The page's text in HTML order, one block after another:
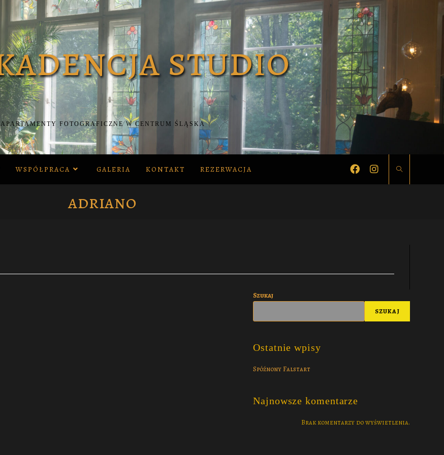
APARTAMENTY FOTOGRAFICZNE W CENTRUM ŚLĄSKA
WSPÓŁPRACA GALERIA KONTAKT REZERWACJA
adriano
Szukaj
SZUKAJ
Ostatnie wpisy
Spóźnony Falstart
Najnowsze komentarze
Brak komentarzy do wyświetlenia.